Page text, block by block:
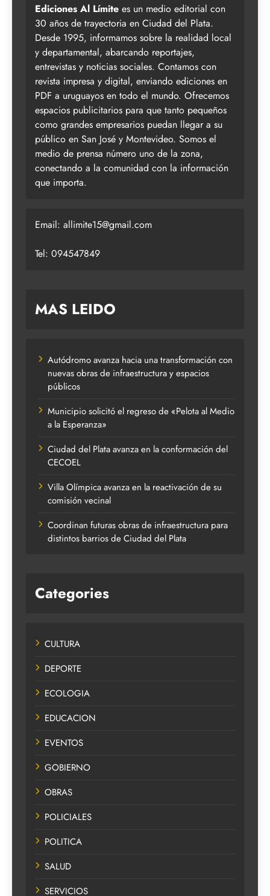
Ediciones Al Límite es un medio editorial con
30 años de trayectoria en Ciudad del Plata.
Desde 1995, informamos sobre la realidad local
y departamental, abarcando reportajes,
entrevistas y noticias sociales. Contamos con
revista impresa y digital, enviando ediciones en
PDF a uruguayos en todo el mundo. Ofrecemos
espacios publicitarios para que tanto pequeños
como grandes empresarios puedan llegar a su
público en San José y Montevideo. Somos el
medio de prensa número uno de la zona,
conectando a la comunidad con la información
que importa.
Email: allimite15@gmail.com
Tel: 094547849
MAS LEIDO
Autódromo avanza hacia una transformación con
nuevas obras de infraestructura y espacios
públicos
Municipio solicitó el regreso de «Pelota al Medio
a la Esperanza»
Ciudad del Plata avanza en la conformación del
CECOEL
Villa Olímpica avanza en la reactivación de su
comisión vecinal
Coordinan futuras obras de infraestructura para
distintos barrios de Ciudad del Plata
Categories
CULTURA
DEPORTE
ECOLOGIA
EDUCACION
EVENTOS
GOBIERNO
OBRAS
POLICIALES
POLITICA
SALUD
SERVICIOS